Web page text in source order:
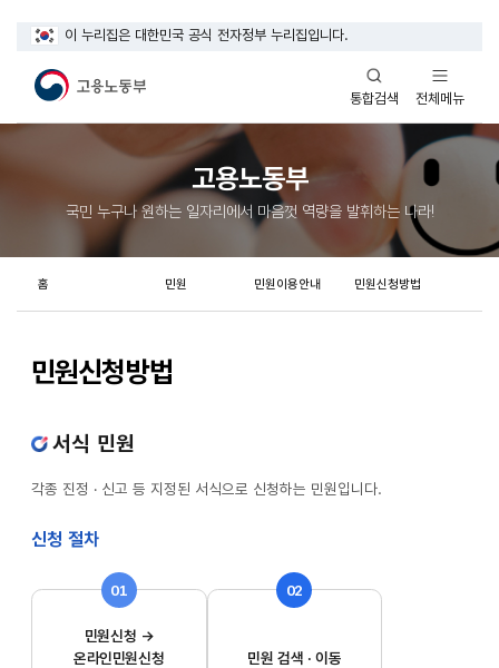
이 누리집은 대한민국 공식 전자정부 누리집입니다.
통합검색
열기
전체메뉴
열기
고용노동부
국민 누구나 원하는 일자리에서 마음껏 역량을 발휘하는 나라!
민원신청방법
홈 민원 민원이용안내 민원신청방법
서식 민원
각종 진정 · 신고 등 지정된 서식으로 신청하는 민원입니다.
신청 절차
01
민원신청 →
온라인민원신청
02
민원 검색 · 이동